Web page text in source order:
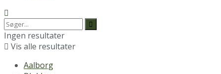
Ingen resultater
Vis alle resultater
Aalborg